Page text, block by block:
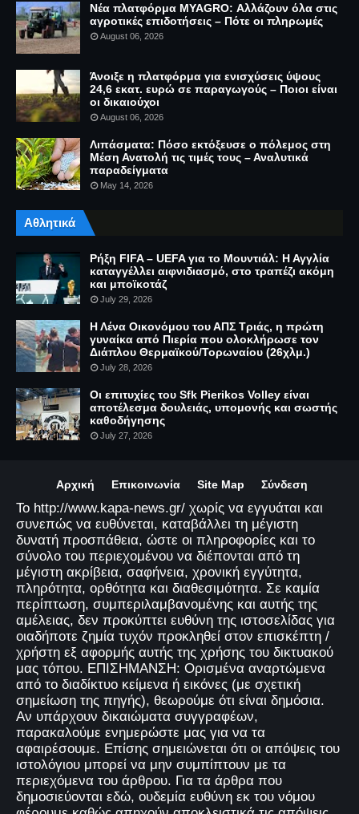
Νέα πλατφόρμα MYAGRO: Αλλάζουν όλα στις
αγροτικές επιδοτήσεις – Πότε οι πληρωμές
August 06, 2026
Άνοιξε η πλατφόρμα για ενισχύσεις ύψους
24,6 εκατ. ευρώ σε παραγωγούς – Ποιοι είναι
οι δικαιούχοι
August 06, 2026
Λιπάσματα: Πόσο εκτόξευσε ο πόλεμος στη
Μέση Ανατολή τις τιμές τους – Αναλυτικά
παραδείγματα
May 14, 2026
Αθλητικά
Ρήξη FIFA – UEFA για το Μουντιάλ: Η Αγγλία
καταγγέλλει αιφνιδιασμό, στο τραπέζι ακόμη
και μποϊκοτάζ
July 29, 2026
Η Λένα Οικονόμου του ΑΠΣ Τριάς, η πρώτη
γυναίκα από Πιερία που ολοκλήρωσε τον
Διάπλου Θερμαϊκού/Τορωναίου (26χλμ.)
July 28, 2026
Οι επιτυχίες του Sfk Pierikos Volley είναι
αποτέλεσμα δουλειάς, υπομονής και σωστής
καθοδήγησης
July 27, 2026
Αρχική Επικοινωνία Site Map Σύνδεση
Το http://www.kapa-news.gr/ χωρίς να εγγυάται και
συνεπώς να ευθύνεται, καταβάλλει τη μέγιστη
δυνατή προσπάθεια, ώστε οι πληροφορίες και το
σύνολο του περιεχομένου να διέπονται από τη
μέγιστη ακρίβεια, σαφήνεια, χρονική εγγύτητα,
πληρότητα, ορθότητα και διαθεσιμότητα. Σε καμία
περίπτωση, συμπεριλαμβανομένης και αυτής της
αμέλειας, δεν προκύπτει ευθύνη της ιστοσελίδας για
οιαδήποτε ζημία τυχόν προκληθεί στον επισκέπτη /
χρήστη εξ αφορμής αυτής της χρήσης του δικτυακού
μας τόπου. ΕΠΙΣΗΜΑΝΣΗ: Ορισμένα αναρτώμενα
από το διαδίκτυο κείμενα ή εικόνες (με σχετική
σημείωση της πηγής), θεωρούμε ότι είναι δημόσια.
Αν υπάρχουν δικαιώματα συγγραφέων,
παρακαλούμε ενημερώστε μας για να τα
αφαιρέσουμε. Επίσης σημειώνεται ότι οι απόψεις του
ιστολόγιου μπορεί να μην συμπίπτουν με τα
περιεχόμενα του άρθρου. Για τα άρθρα που
δημοσιεύονται εδώ, ουδεμία ευθύνη εκ του νόμου